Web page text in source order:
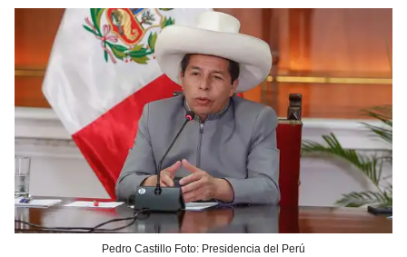
Pedro Castillo Foto: Presidencia del Perú